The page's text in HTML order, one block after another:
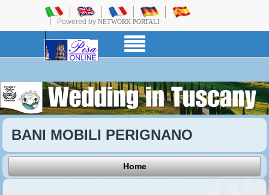
Powered by NETWORK PORTALI
BANI MOBILI PERIGNANO
Home